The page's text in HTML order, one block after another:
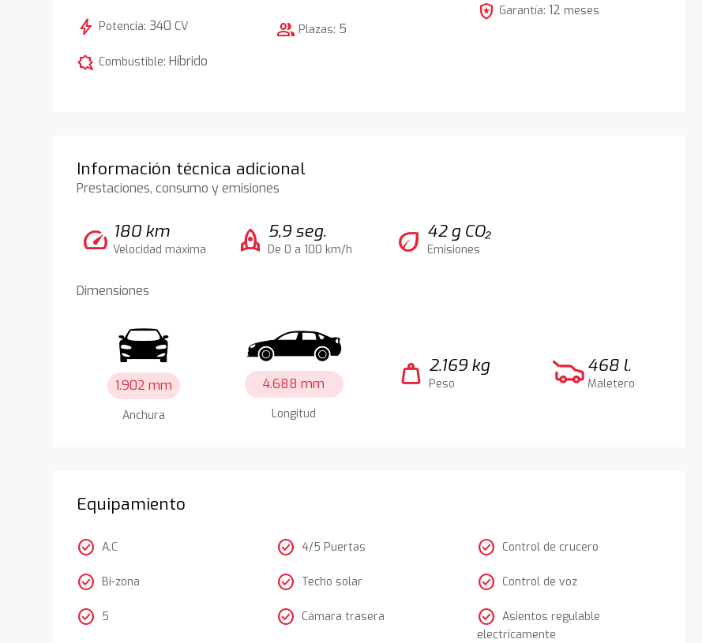
bolt Potencia:340 CV
comic_bubble Combustible:Híbrido
group Plazas: 5
local_police Garantía: 12 meses
Información técnica adicional
Prestaciones, consumo y emisiones
speed 180 km
Velocidad máxima rocket 5,9 seg.
De 0 a 100 km/h eco 42 g CO₂
Emisiones
Dimensiones
1.902 mm
Anchura
4.688 mm
Longitud
weight 2.169 kg
Peso
468 l.
Maletero
Equipamiento
check_circle A.C
check_circle Bi-zona
check_circle 5
check_circle 4/5 Puertas
check_circle Techo solar
check_circle Cámara trasera
check_circle Control de crucero
check_circle Control de voz
check_circle Asientos regulable
electricamente